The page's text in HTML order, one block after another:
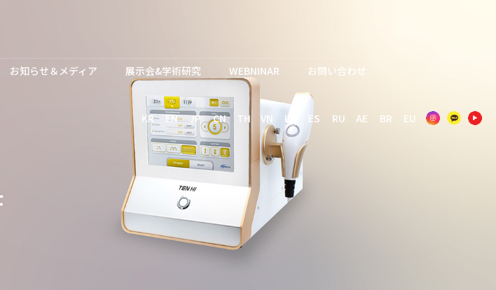
お知らせ＆メディア 展示会&学術研究 WEBNINAR お問い合わせ
KR EN JP CN TH VN ID ES RU AE BR EU